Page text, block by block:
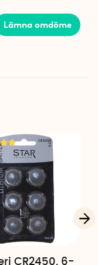
Lämna omdöme
CR2450, 6-